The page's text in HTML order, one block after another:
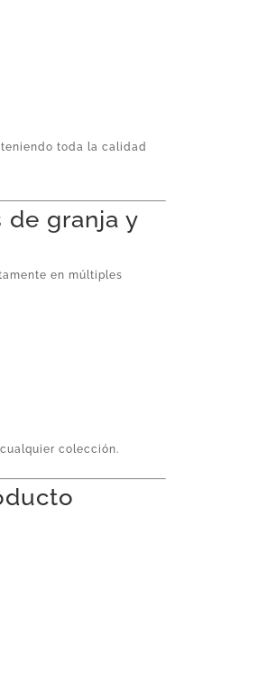
toda la calidad
de granja y
en múltiples
colección.